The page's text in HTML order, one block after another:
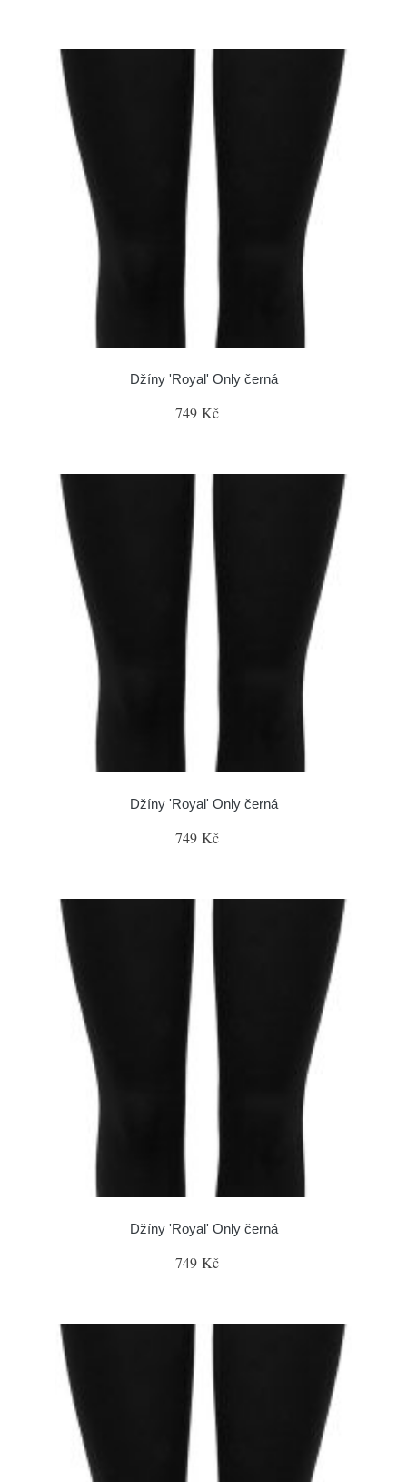
Džíny 'Royal' Only černá
749 Kč
Džíny 'Royal' Only černá
749 Kč
Džíny 'Royal' Only černá
749 Kč